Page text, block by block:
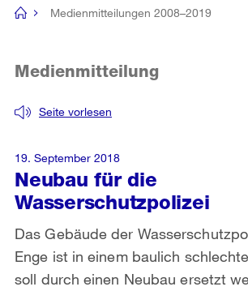
Navigation
[no
Medienmitteilungen 2008–2019
Neubau für die
Wasserschutzpolizei
Seite vorlesen
Medienmitteilung
Das Gebäude der
Enge ist in einem baulich
soll durch einen Neubau ersetzt
19. September 2018